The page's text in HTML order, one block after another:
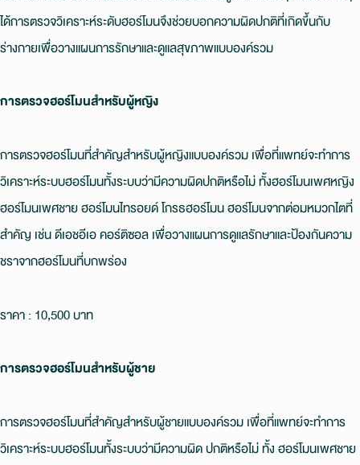
ได้การตรวจวิเคราะห์ระดับฮอร์โมนจึงช่วยบอกความผิดปกติที่เกิดขึ้นกับ
ร่างกายเพื่อวางแผนการรักษาและดูแลสุขภาพแบบองค์รวม
การตรวจฮอร์โมนสำหรับผู้หญิง
การตรวจฮอร์โมนที่สําคัญสําหรับผู้หญิงแบบองค์รวม เพื่อที่แพทย์จะทําการ
วิเคราะห์ระบบฮอร์โมนทั้งระบบว่ามีความผิดปกติหรือไม่ ทั้งฮอร์โมนเพศหญิง
ฮอร์โมนเพศชาย ฮอร์โมนไทรอยด์ โกรธฮอร์โมน ฮอร์โมนจากต่อมหมวกไตที่
สําคัญ เช่น ดีเอชอีเอ คอร์ติซอล เพื่อวางแผนการดูแลรักษาและป้องกันความ
ชราจากฮอร์โมนที่บกพร่อง
ราคา : 10,500 บาท
การตรวจฮอร์โมนสำหรับผู้ชาย
การตรวจฮอร์โมนที่สําคัญสําหรับผู้ชายแบบองค์รวม เพื่อที่แพทย์จะทําการ
วิเคราะห์ระบบฮอร์โมนทั้งระบบว่ามีความผิด ปกติหรือไม่ ทั้ง ฮอร์โมนเพศชาย